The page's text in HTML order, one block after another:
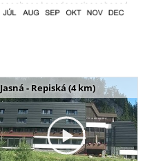
Jasná - Repiská (4 km)